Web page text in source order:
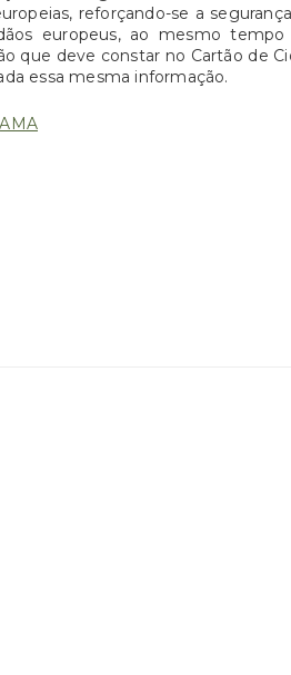
reforçando-se a
europeus, ao mesmo
que deve constar no Cartão de
essa mesma informação.
AMA